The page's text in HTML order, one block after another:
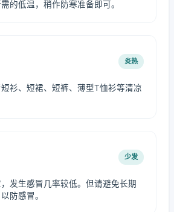
的低温，稍作防寒准备即可。
炎热
衫、短裙、短裤、薄型T恤衫等清凉
少发
发生感冒几率较低。但请避免长期
防感冒。